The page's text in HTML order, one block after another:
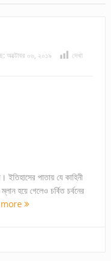
অক্টোবর ০৬, ২০১৯
দেখা
পাতায় যে কাহিনী
হয়ে গেলেও চর্বিত চর্বনের